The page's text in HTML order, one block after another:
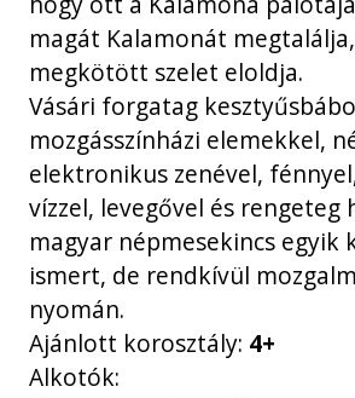
magát Kalamonát
megkötött szelet eloldja.
Vásári forgatag
mozgásszínházi elemekkel,
elektronikus zenével,
vízzel, levegővel és rengeteg
magyar népmesekincs egyik
ismert, de rendkívül
nyomán.
Ajánlott korosztály: 4+
Alkotók: